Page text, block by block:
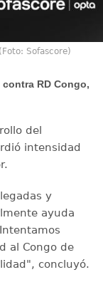
Sofascore)
RD Congo,
del
intensidad
y
ayuda
al Congo de
concluyó.